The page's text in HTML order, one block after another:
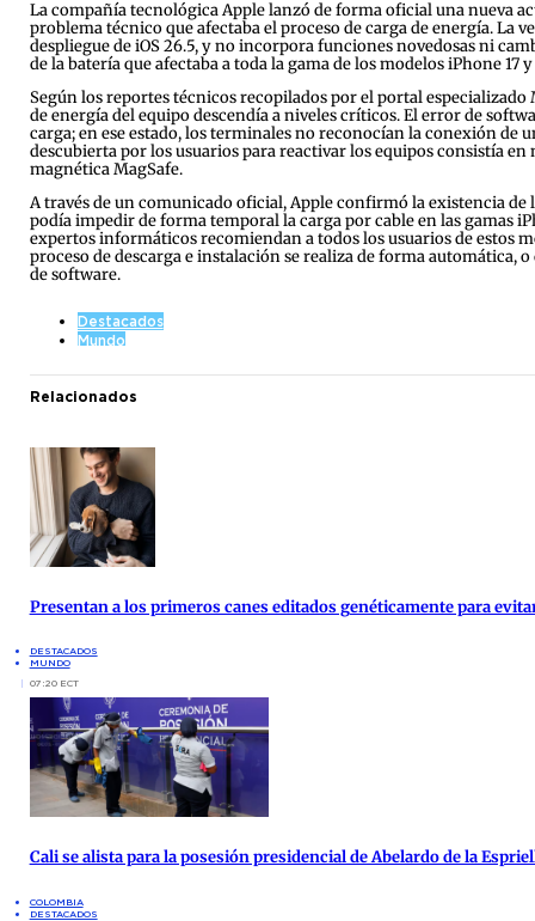
La compañía tecnológica Apple lanzó de forma oficial una nueva
problema técnico que afectaba el proceso de carga de energía. La
despliegue de iOS 26.5, y no incorpora funciones novedosas ni
de la batería que afectaba a toda la gama de los modelos iPhone 17
Según los reportes técnicos recopilados por el portal
de energía del equipo descendía a niveles críticos. El error de
carga; en ese estado, los terminales no reconocían la conexión
descubierta por los usuarios para reactivar los equipos consistía
magnética MagSafe.
A través de un comunicado oficial, Apple confirmó la existencia
podía impedir de forma temporal la carga por cable en las gamas
expertos informáticos recomiendan a todos los usuarios de estos
proceso de descarga e instalación se realiza de forma automática,
de software.
Destacados
Mundo
Relacionados
Presentan a los primeros canes editados genéticamente para
DESTACADOS
MUNDO
07:20 ECT
Cali se alista para la posesión presidencial de Abelardo de la
COLOMBIA
DESTACADOS